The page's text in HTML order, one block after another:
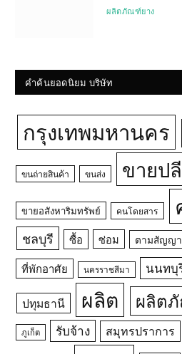
ผลิตภัณฑ์ยาง
คำค้นยอดนิยม บริษัท
กรุงเทพมหานคร
ขนถ่ายสินค้า ขนส่ง ขายป
ขายอสังหาริมทรัพย์ คนโดยสาร
ชลบุรี ซื้อ ซ่อม ตามสัญญา
ที่พักอาศัย นครราชสีมา นนทบุ
ปทุมธานี ผลิต ผลิต
ภูเก็ต รับจ้าง สมุทรปราการ